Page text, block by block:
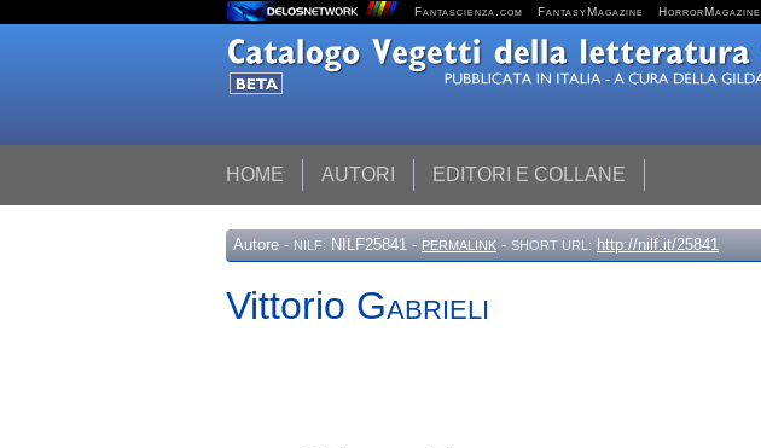
Fantascienza.com FantasyMagazine HorrorMagazine
HOME AUTORI EDITORI E COLLANE
Autore - NILF: NILF25841 - PERMALINK - SHORT URL: http://nilf.it/25841
Vittorio Gabrieli